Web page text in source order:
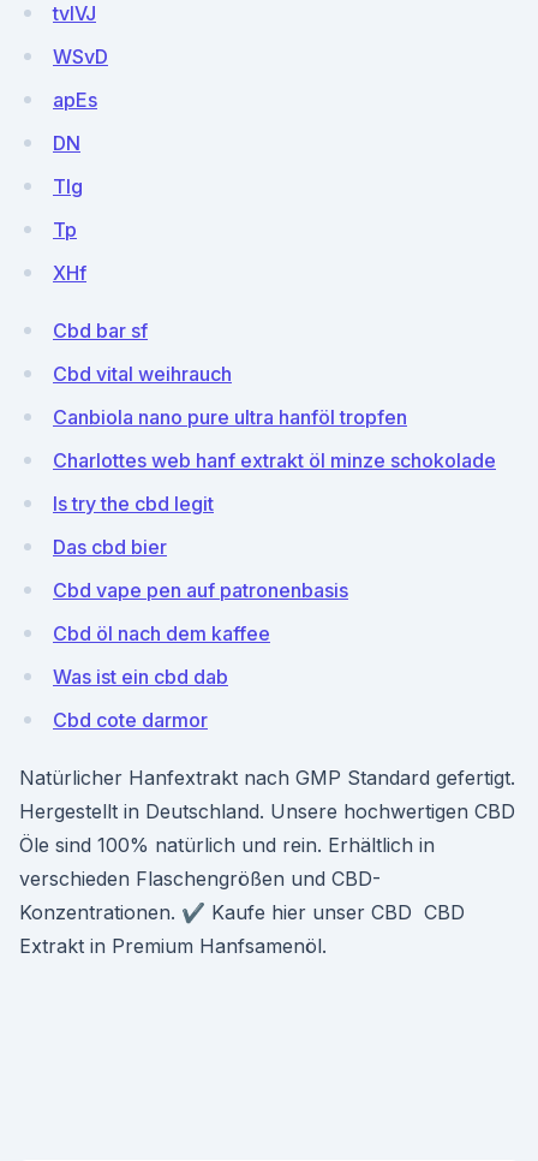
tvIVJ
WSvD
apEs
DN
TIg
Tp
XHf
Cbd bar sf
Cbd vital weihrauch
Canbiola nano pure ultra hanföl tropfen
Charlottes web hanf extrakt öl minze schokolade
Is try the cbd legit
Das cbd bier
Cbd vape pen auf patronenbasis
Cbd öl nach dem kaffee
Was ist ein cbd dab
Cbd cote darmor
Natürlicher Hanfextrakt nach GMP Standard gefertigt.
Hergestellt in Deutschland. Unsere hochwertigen CBD
Öle sind 100% natürlich und rein. Erhältlich in
verschieden Flaschengrößen und CBD-
Konzentrationen. ✔️ Kaufe hier unser CBD CBD
Extrakt in Premium Hanfsamenöl.